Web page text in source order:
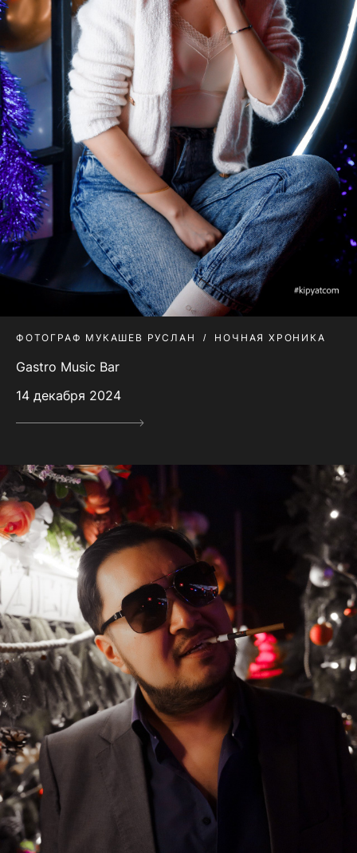
ФОТОГРАФ МУКАШЕВ РУСЛАН НОЧНАЯ ХРОНИКА
Gastro Music Bar
14 декабря 2024